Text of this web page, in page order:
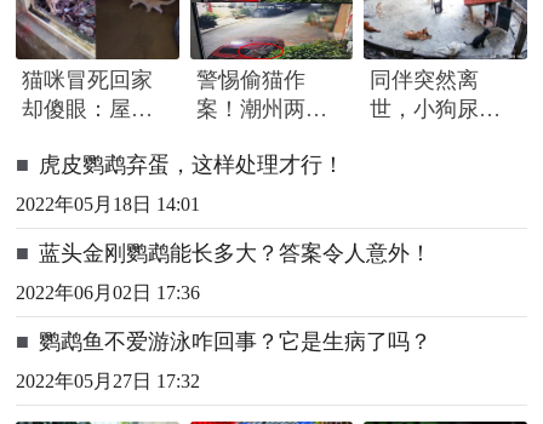
猫咪冒死回家
却傻眼：屋外
洋，网友：不
回也罢
警惕偷猫作
案！潮州两日
夜间被盗事件
同伴突然离
世，小狗尿到
■ 虎皮鹦鹉弃蛋，这样处理才行！
2022年05月18日 14:01
■ 蓝头金刚鹦鹉能长多大？答案令人意外！
2022年06月02日 17:36
■ 鹦鹉鱼不爱游泳咋回事？它是生病了吗？
2022年05月27日 17:32